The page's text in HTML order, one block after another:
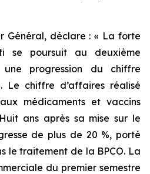
Général, déclare :« La forte
se poursuit au deuxième
progression du chiffre
Le chiffre d’affaires réalisé
médicaments et vaccins
ans après sa mise sur le
de plus de 20 %, porté
le traitement de la BPCO. La
du premier semestre